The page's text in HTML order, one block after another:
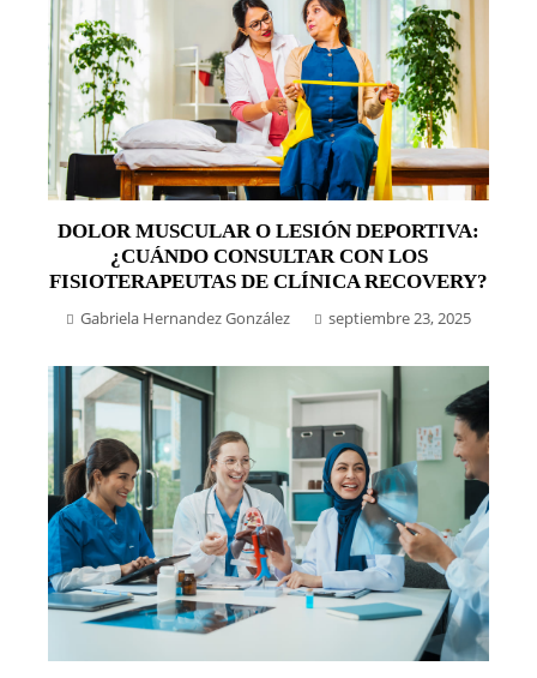
DOLOR MUSCULAR O LESIÓN DEPORTIVA:
¿CUÁNDO CONSULTAR CON LOS
FISIOTERAPEUTAS DE CLÍNICA RECOVERY?
Gabriela Hernandez González septiembre 23, 2025